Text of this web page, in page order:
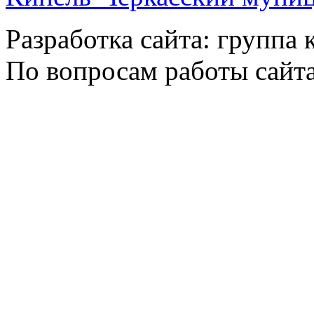
Разработка сайта:
По вопросам работы